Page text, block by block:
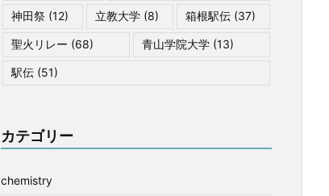
神田祭 (12) 立教大学 (8) 箱根駅伝 (37)
聖火リレー (68) 青山学院大学 (13)
駅伝 (51)
カテゴリー
chemistry